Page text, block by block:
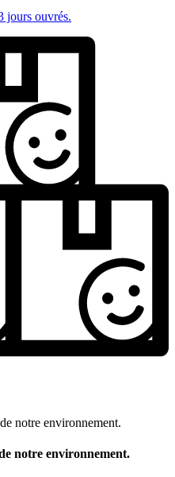
jours ouvrés.
notre environnement.